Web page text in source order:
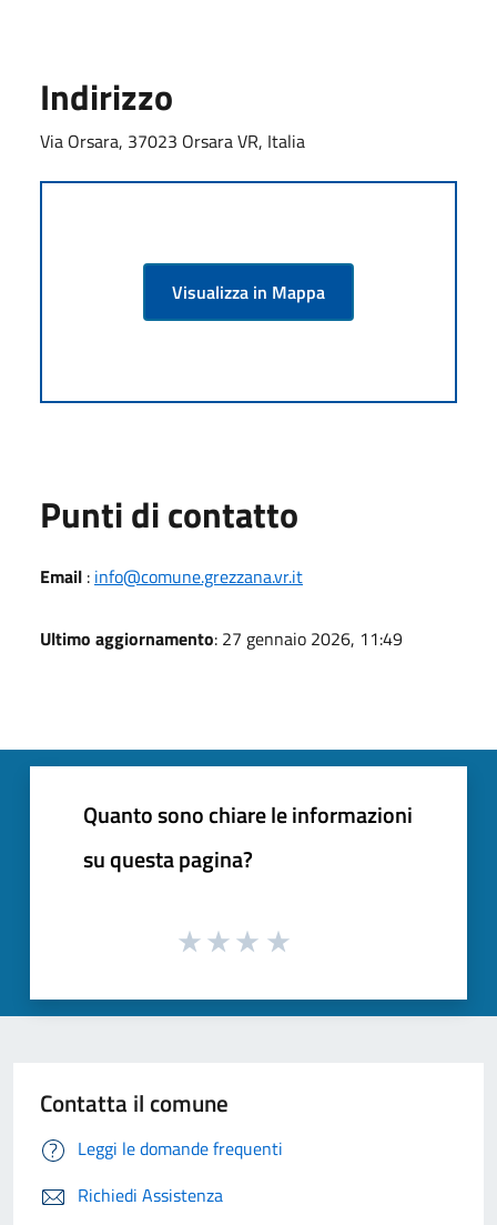
Indirizzo
Via Orsara, 37023 Orsara VR, Italia
Visualizza in Mappa
Punti di contatto
Email : info@comune.grezzana.vr.it
Ultimo aggiornamento: 27 gennaio 2026, 11:49
Quanto sono chiare le informazioni
su questa pagina?
Contatta il comune
Leggi le domande frequenti
Richiedi Assistenza